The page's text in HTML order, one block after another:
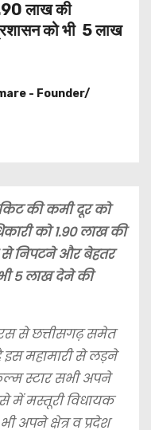
लाख की
को भी 5 लाख
- Founder/
किट की कमी दूर को
को 1.90 लाख की
से निपटने और बेहतर
5 लाख देने की
से छत्तीसगढ़ समेत
इस महामारी से लड़ने
स्टार सभी अपने
में मस्तूरी विधायक
अपने क्षेत्र व प्रदेश